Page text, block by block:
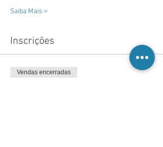
Saiba Mais >
Inscrições
Vendas encerradas